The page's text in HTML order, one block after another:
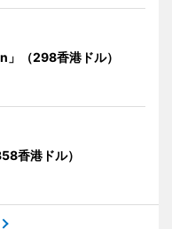
（298香港ドル）
香港ドル）